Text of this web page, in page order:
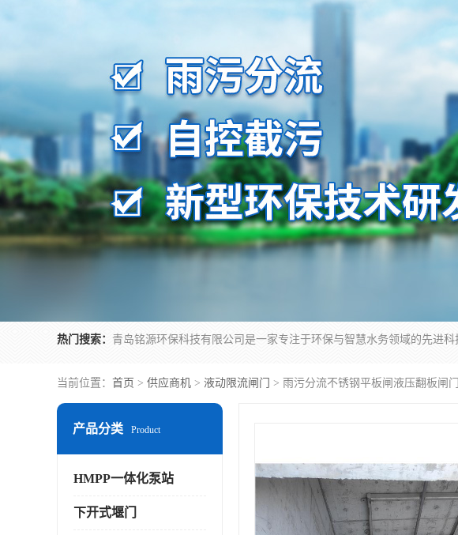
热门搜索：
当前位置： 首页 > 供应商机 > 液动限流闸门 > 雨污分流不锈钢平板闸液压翻板闸
产品分类 Product
HMPP一体化泵站
下开式堰门